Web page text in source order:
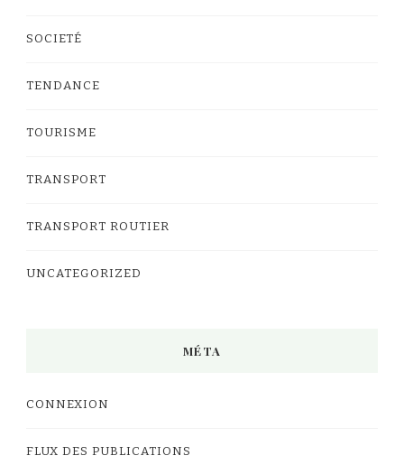
SOCIETÉ
TENDANCE
TOURISME
TRANSPORT
TRANSPORT ROUTIER
UNCATEGORIZED
MÉTA
CONNEXION
FLUX DES PUBLICATIONS